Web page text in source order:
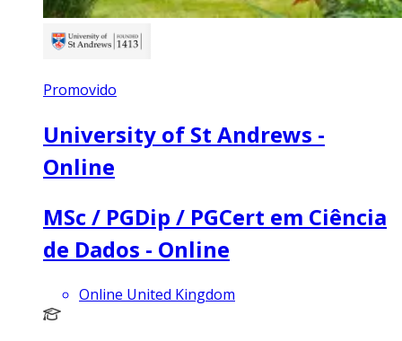
Promovido
University of St Andrews -
Online
MSc / PGDip / PGCert em Ciência
de Dados - Online
Online United Kingdom